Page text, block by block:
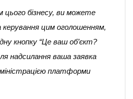
цього бізнесу, ви можете
керування цим оголошенням,
кнопку “Це ваш об’єкт?
надсилання ваша заявка
платформи